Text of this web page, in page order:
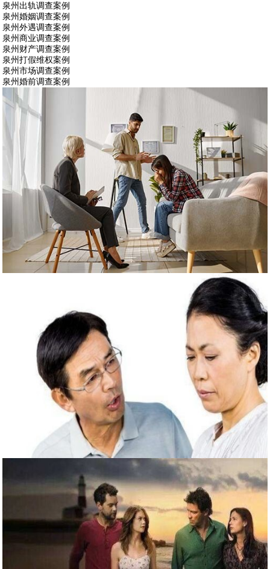
泉州出轨调查案例
泉州婚姻调查案例
泉州外遇调查案例
泉州商业调查案例
泉州财产调查案例
泉州打假维权案例
泉州市场调查案例
泉州婚前调查案例